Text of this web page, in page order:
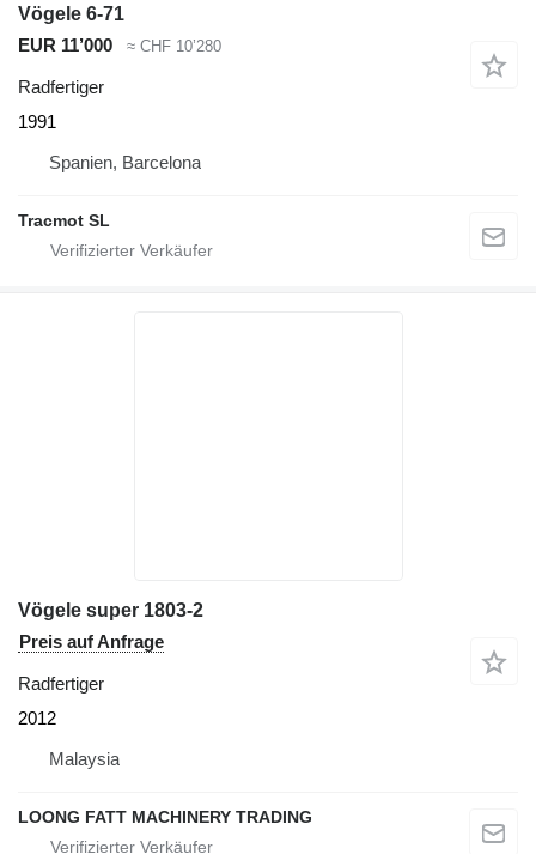
Vögele 6-71
EUR 11’000
≈ CHF 10’280
Radfertiger
1991
Spanien, Barcelona
Tracmot SL
Vögele super 1803-2
Preis auf Anfrage
Radfertiger
2012
Malaysia
LOONG FATT MACHINERY TRADING